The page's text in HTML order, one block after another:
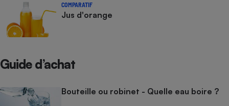
COMPARATIF
Jus d'orange
Guide d’achat
Bouteille ou robinet - Quelle eau boire ?